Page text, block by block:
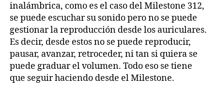
inalámbrica, como es el caso del Milestone 312,
se puede escuchar su sonido pero no se puede
gestionar la reproducción desde los auriculares.
Es decir, desde estos no se puede reproducir,
pausar, avanzar, retroceder, ni tan si quiera se
puede graduar el volumen. Todo eso se tiene
que seguir haciendo desde el Milestone.